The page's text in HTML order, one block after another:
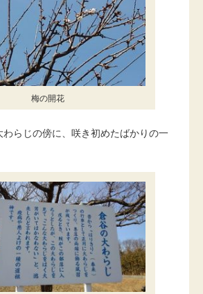
梅の開花
わらじの傍に、咲き初めたばかりの一